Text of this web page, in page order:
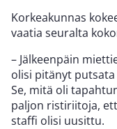
Korkeakunnas
vaatia seuralta
– Jälkeenpäin
olisi pitänyt putsata
Se, mitä oli
paljon ristiriitoja,
staffi olisi uusittu.